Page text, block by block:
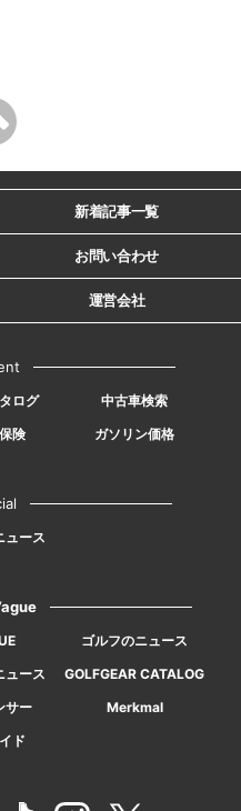
新着記事一覧
お問い合わせ
運営会社
ログ
中古車検索
険 ガソリン価格
ュース
ゴルフのニュース
ュース
GOLFGEAR CATALOG
サー
Merkmal
ド